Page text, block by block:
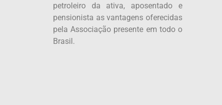
petroleiro da ativa, aposentado e
pensionista as vantagens oferecidas
pela Associação presente em todo o
Brasil.